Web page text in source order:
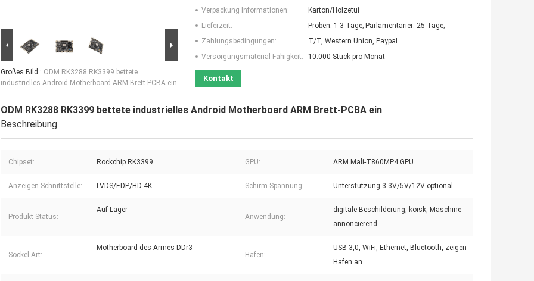
Großes Bild : ODM RK3288 RK3399 bettete
industrielles Android Motherboard ARM Brett-PCBA ein
Verpackung Informationen:
Karton/Holzetui
Lieferzeit:
Proben: 1-3 Tage; Parlamentarier: 25 Tage;
Zahlungsbedingungen:
T/T, Western Union, Paypal
Versorgungsmaterial-Fähigkeit:
10.000 Stück pro Monat
Kontakt
ODM RK3288 RK3399 bettete industrielles Android Motherboard ARM Brett-PCBA ein
Beschreibung
Chipset: Rockchip RK3399 GPU: ARM Mali-T860MP4 GPU
Anzeigen-Schnittstelle: LVDS/EDP/HD 4K Schirm-Spannung: Unterstützung 3.3V/5V/12V optional
Produkt-Status:
Auf Lager
Anwendung:
digitale Beschilderung, koisk, Maschine
annoncierend
Sockel-Art:
Motherboard des Armes DDr3
Häfen:
USB 3,0, WiFi, Ethernet, Bluetooth, zeigen
Hafen an